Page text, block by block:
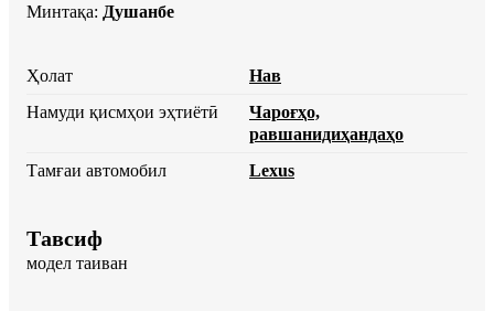
Минтақа: Душанбе
Ҳолат
Нав
Намуди қисмҳои эҳтиётӣ
Чароғҳо,
равшанидиҳандаҳо
Тамғаи автомобил
Lexus
Тавсиф
модел таиван